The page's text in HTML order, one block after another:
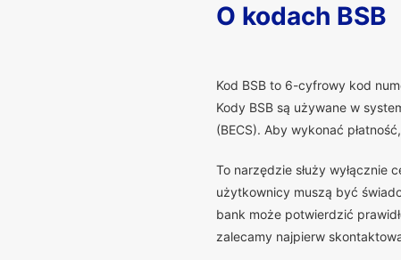
O kodach BSB
Kod BSB to 6-cyfrowy kod
Kody BSB są używane w
(BECS). Aby wykonać
To narzędzie służy wyłącznie
użytkownicy muszą być
bank może potwierdzić
zalecamy najpierw